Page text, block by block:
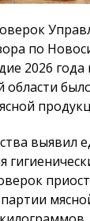
по
2026 года
области
выявил
партии